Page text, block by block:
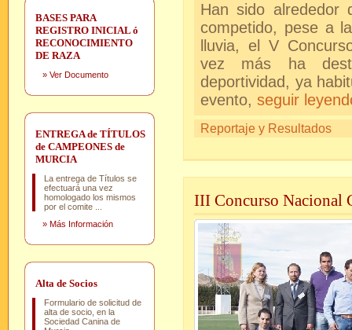
BASES PARA
REGISTRO INICIAL ó
RECONOCIMIENTO
DE RAZA
» Ver Documento
ENTREGA de TÍTULOS
de CAMPEONES de
MURCIA
La entrega de Títulos se
efectuará una vez
homologado los mismos
por el comite ...
» Más Información
Alta de Socios
Formulario de solicitud de
alta de socio, en la
Sociedad Canina de
Han sido alrededor
competido, pese a
lluvia, el V
vez más ha
deportividad, ya
evento, seguir
Reportaje y Resultados
III Concurso Nacional